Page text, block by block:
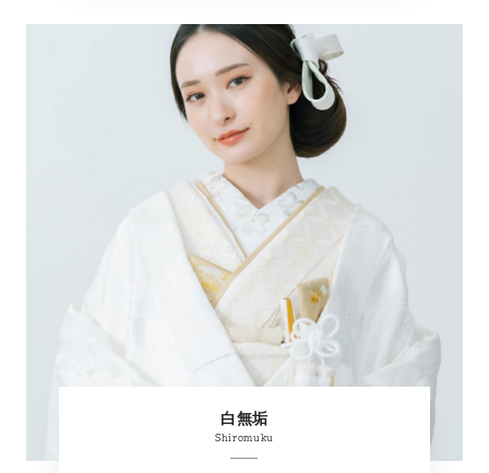
白無垢
Shiromuku